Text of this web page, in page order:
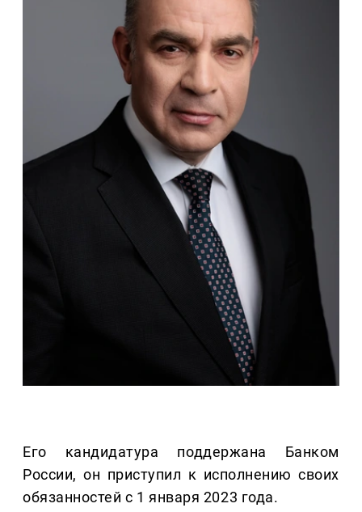
Его кандидатура поддержана Банком
России, он приступил к исполнению своих
обязанностей с 1 января 2023 года.